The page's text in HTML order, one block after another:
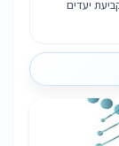
יעדים